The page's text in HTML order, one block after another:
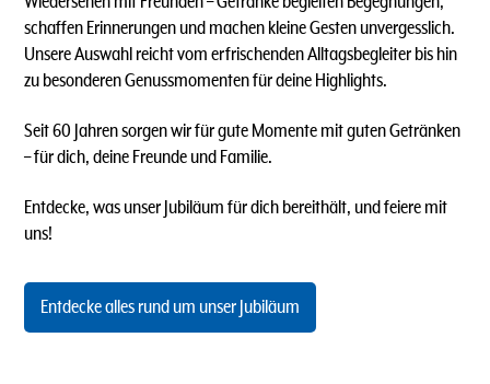
schaffen Erinnerungen und machen kleine Gesten unvergesslich.
Unsere Auswahl reicht vom erfrischenden Alltagsbegleiter bis hin
zu besonderen Genussmomenten für deine Highlights.
Seit 60 Jahren sorgen wir für gute Momente mit guten Getränken
– für dich, deine Freunde und Familie.
Entdecke, was unser Jubiläum für dich bereithält, und feiere mit
uns!
Entdecke alles rund um unser Jubiläum